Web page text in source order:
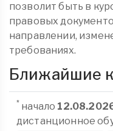
позволит быть в
правовых
направлении,
требованиях.
Ближайшие
* начало
дистанционное